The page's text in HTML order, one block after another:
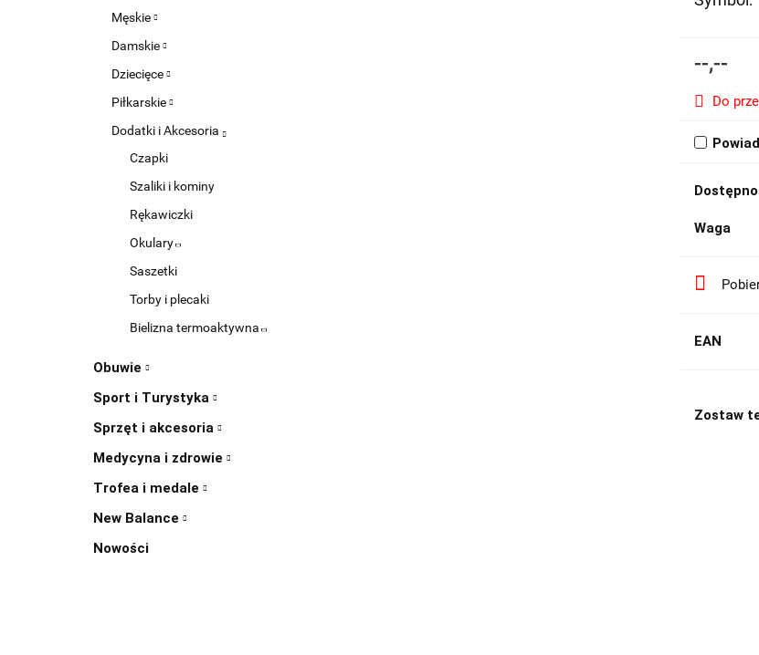
Męskie
Damskie
Dziecięce
Piłkarskie
Dodatki i Akcesoria
Czapki
Szaliki i kominy
Rękawiczki
Okulary
Saszetki
Torby i plecaki
Bielizna termoaktywna
Obuwie
Sport i Turystyka
Sprzęt i akcesoria
Medycyna i zdrowie
Trofea i medale
New Balance
Nowości
--,--
Do
Waga
EAN
Zostaw